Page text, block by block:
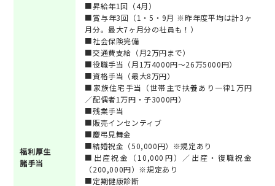
福利厚生
諸手当
■昇給年1回（4月）
■賞与年3回（1・5・9月 ※昨年度平均は計3ヶ
月分。最大7ヶ月分の社員も！）
■社会保険完備
■交通費支給（月2万円まで）
■役職手当（月1万4000円～26万5000円）
■資格手当（最大8万円）
■家族住宅手当（世帯主で扶養あり一律1万円
／配偶者1万円・子3000円）
■残業手当
■販売インセンティブ
■慶弔見舞金
■結婚祝金（50,000円）※規定あり
■出産祝金（10,000円）／出産・復職祝金
（200,000円）※規定あり
■定期健康診断